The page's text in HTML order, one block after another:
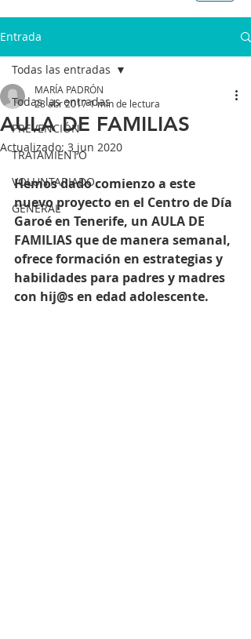
Entrada
Todas las entradas
PREVENCIÓN
TRATAMIENTO
VOLUNTARIADO
GENERAL
Todas las entradas
AULA DE FAMILIAS
MARÍA PADRÓN
28 abr 20171 min de lectura
Actualizado: 3 jun 2020
Hemos dado comienzo a este
nuevo proyecto en el Centro de Día
Garoé en Tenerife, un AULA DE
FAMILIAS que de manera semanal,
ofrece formación en estrategias y
habilidades para padres y madres
con hij@s en edad adolescente.